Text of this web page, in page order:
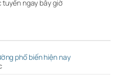
ngay bây giờ
phổ biến hiện nay